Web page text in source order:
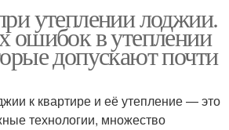
утеплении лоджии.
ошибок в утеплении
допускают почти
к квартире и её утепление — это
технологии, множество